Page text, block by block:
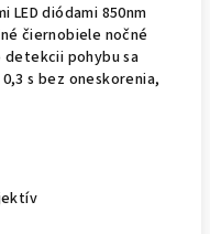
LED diódami 850nm
čiernobiele nočné
detekcii pohybu sa
s bez oneskorenia,